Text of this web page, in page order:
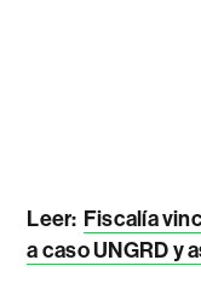
Leer: Fiscalía
a caso UNGRD y